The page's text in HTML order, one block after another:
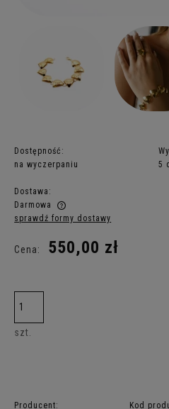
Dostępność:
na wyczerpaniu
5
Dostawa:
Darmowa
Cena nie zawiera ewentualnych
sprawdź formy dostawy
Cena: 550,00 zł
szt.
Producent: Kod